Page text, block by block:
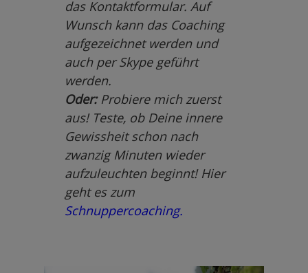
das Kontaktformular. Auf
Wunsch kann das Coaching
aufgezeichnet werden und
auch per Skype geführt
werden.
Oder:Probiere mich zuerst
aus! Teste, ob Deine innere
Gewissheit schon nach
zwanzig Minuten wieder
aufzuleuchten beginnt! Hier
geht es zum
Schnuppercoaching.